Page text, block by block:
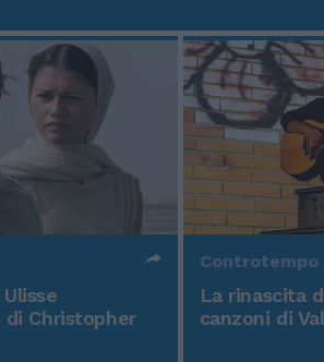
di Christopher
Controtempo
La rinascita
canzoni di